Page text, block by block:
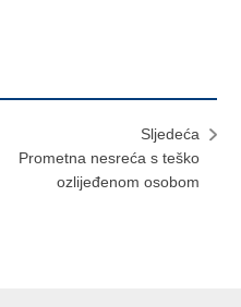
Sljedeća
Prometna nesreća s teško
ozlijeđenom osobom